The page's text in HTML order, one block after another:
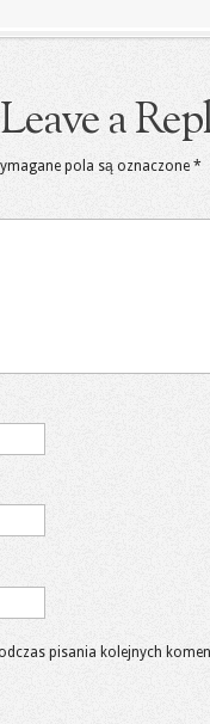
Leave a
pola są oznaczone *
pisania kolejnych